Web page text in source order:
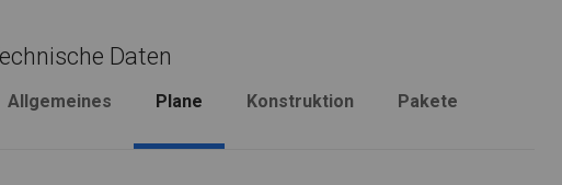
Daten
Allgemeines Plane Konstruktion Pakete